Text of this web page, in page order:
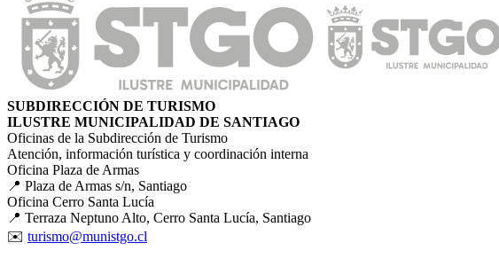
SUBDIRECCIÓN DE TURISMO
ILUSTRE MUNICIPALIDAD DE SANTIAGO
Oficinas de la Subdirección de Turismo
Atención, información turística y coordinación interna
Oficina Plaza de Armas
📍 Plaza de Armas s/n, Santiago
Oficina Cerro Santa Lucía
📍 Terraza Neptuno Alto, Cerro Santa Lucía, Santiago
✉️ turismo@munistgo.cl